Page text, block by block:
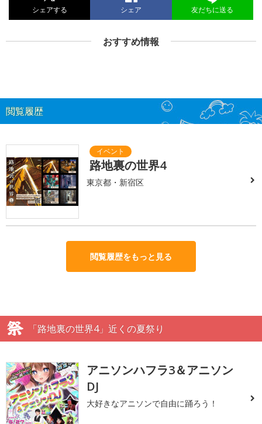
シェアする シェア 友だちに送る
おすすめ情報
閲覧履歴
路地裏の世界4
東京都・新宿区
閲覧履歴をもっと見る
「路地裏の世界4」近くの夏祭り
アニソンハフラ3＆アニソン
DJ
大好きなアニソンで自由に踊ろう！